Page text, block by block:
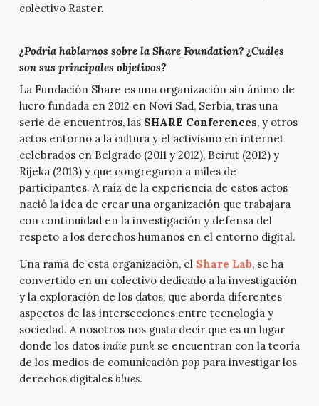
colectivo Raster.
¿Podría hablarnos sobre la Share Foundation? ¿Cuáles
son sus principales objetivos?
La Fundación Share es una organización sin ánimo de
lucro fundada en 2012 en Novi Sad, Serbia, tras una
serie de encuentros, las SHARE Conferences, y otros
actos entorno a la cultura y el activismo en internet
celebrados en Belgrado (2011 y 2012), Beirut (2012) y
Rijeka (2013) y que congregaron a miles de
participantes. A raíz de la experiencia de estos actos
nació la idea de crear una organización que trabajara
con continuidad en la investigación y defensa del
respeto a los derechos humanos en el entorno digital.
Una rama de esta organización, el Share Lab, se ha
convertido en un colectivo dedicado a la investigación
y la exploración de los datos, que aborda diferentes
aspectos de las intersecciones entre tecnología y
sociedad. A nosotros nos gusta decir que es un lugar
donde los datos indie punkse encuentran con la teoría
de los medios de comunicación pop para investigar los
derechos digitales blues.